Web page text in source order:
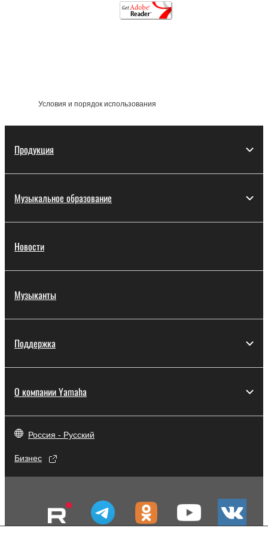
Условия и порядок использования
Продукция
Музыкальное образование
Новости
Музыканты
Поддержка
О компании Yamaha
Россия - Русский
Бизнес